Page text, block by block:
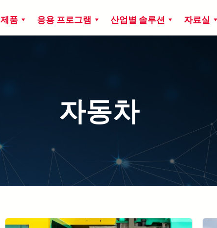
제품 응용 프로그램 산업별 솔루션 자료실
자동차